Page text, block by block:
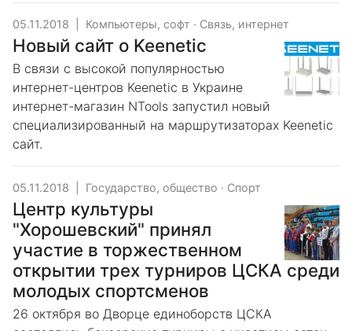
05.11.2018 Компьютеры, софт · Связь, интернет
Новый сайт о Keenetic
В связи с высокой популярностью
интернет-центров Keenetic в Украине
интернет-магазин NTools запустил новый
специализированный на маршрутизаторах Keenetic
сайт.
05.11.2018 Государство, общество · Спорт
Центр культуры
"Хорошевский" принял
участие в торжественном
открытии трех турниров ЦСКА среди
молодых спортсменов
26 октября во Дворце единоборств ЦСКА